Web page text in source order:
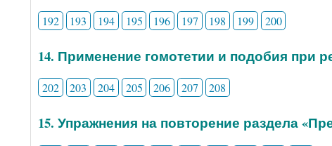
192 193 194 195 196 197 198 199 200
14. Применение гомотетии и подобия при
202 203 204 205 206 207 208
15. Упражнения на повторение раздела